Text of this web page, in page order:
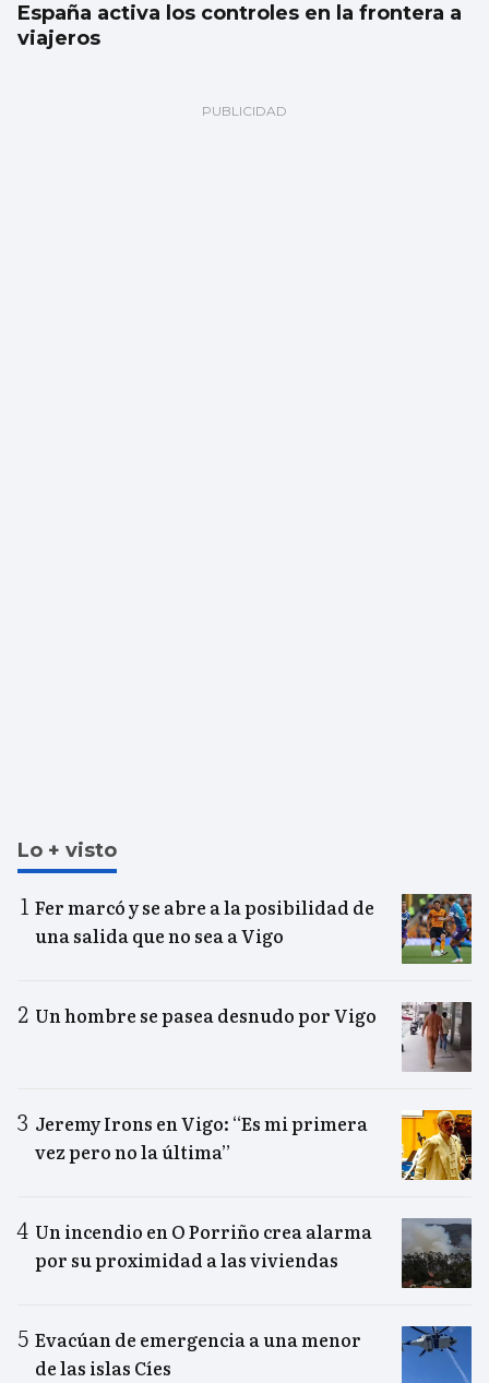
España activa los controles en la frontera a
viajeros
Lo + visto
Fer marcó y se abre a la posibilidad de
una salida que no sea a Vigo
Un hombre se pasea desnudo por Vigo
Jeremy Irons en Vigo: “Es mi primera
vez pero no la última”
Un incendio en O Porriño crea alarma
por su proximidad a las viviendas
Evacúan de emergencia a una menor
de las islas Cíes